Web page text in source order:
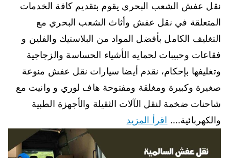
نقل عفش الشعب البحري يقوم بتقديم كافة الخدمات
المتعلقة في نقل عفش وأثاث الشعب البحري مع
التغليف الكامل بأفضل المواد من البلاستيك والفلين و
فقاعات وحبيبات لحمايه الأشياء الحساسة والزجاجية
وتغليفها بإحكام، نقدم أيضا سيارات نقل عفش منوعة
صغيرة وكبيرة ومغلقة ومفتوحة هاف لوري و وانيت مع
شاحنات ضخمة لنقل الآلات الثقيلة والأجهزة الطبية
والكهربائية.… اقرأ المزيد